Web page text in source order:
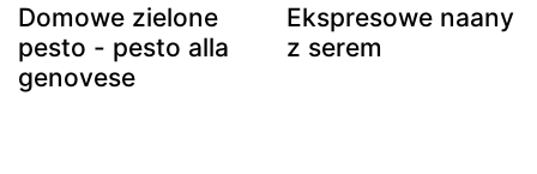
Domowe zielone
pesto - pesto alla
genovese
Ekspresowe naany
z serem